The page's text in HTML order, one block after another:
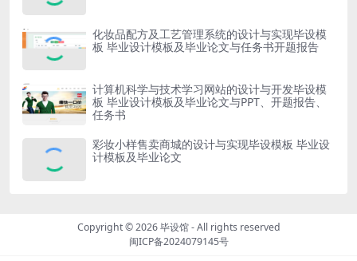
化妆品配方及工艺管理系统的设计与实现毕设模
板 毕业设计模板及毕业论文与任务书开题报告
计算机科学与技术学习网站的设计与开发毕设模
板 毕业设计模板及毕业论文与PPT、开题报告、
任务书
彩妆小样售卖商城的设计与实现毕设模板 毕业设
计模板及毕业论文
Copyright © 2026毕设馆- All rights reserved
闽ICP备2024079145号